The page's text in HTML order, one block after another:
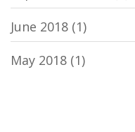
June 2018 (1)
May 2018 (1)